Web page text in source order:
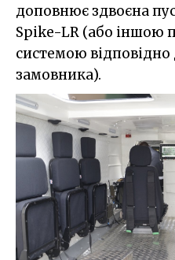
доповнює здвоєна
Spike-LR (або іншою
системою
замовника).